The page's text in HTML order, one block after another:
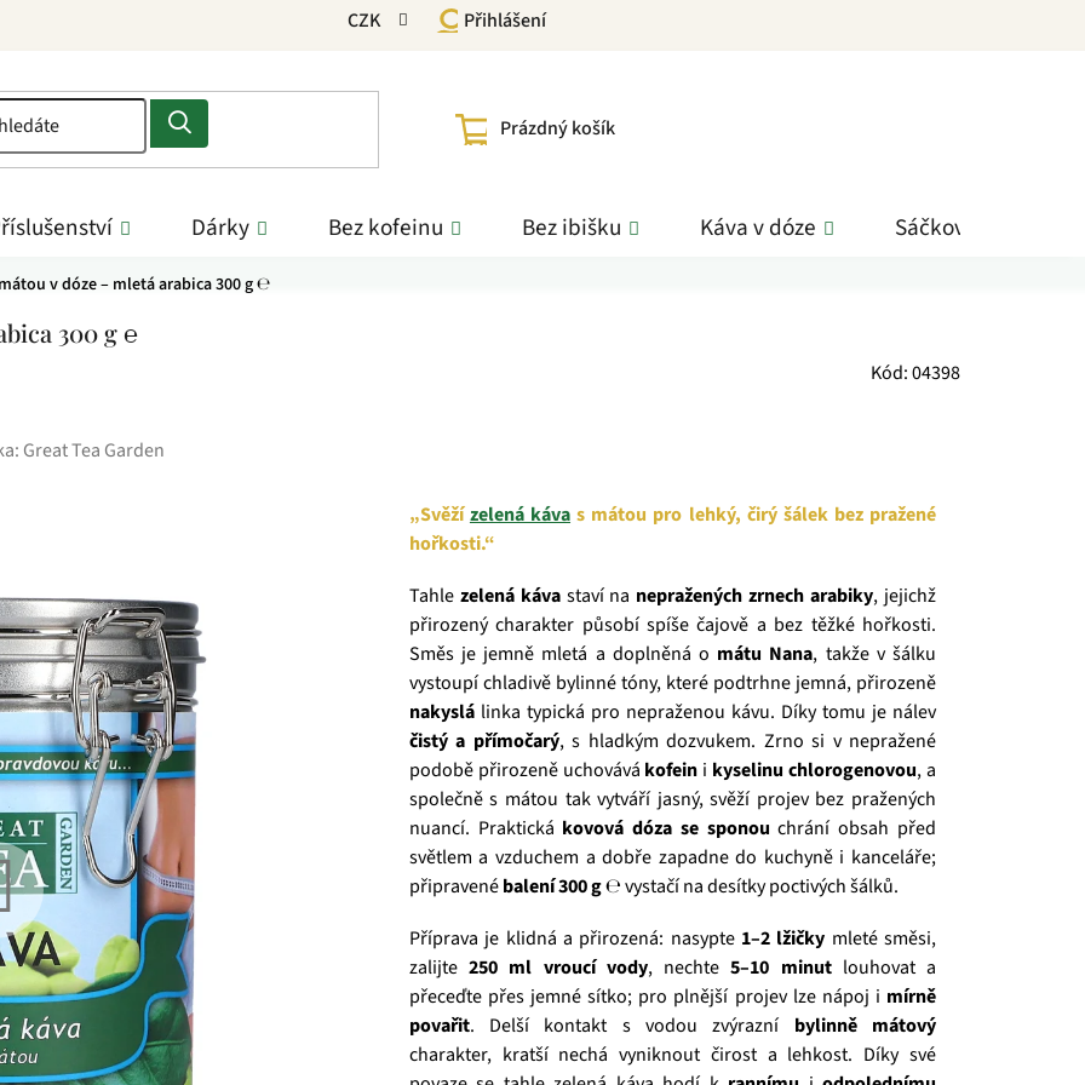
CZK Přihlášení
NÁKUPNÍ
Prázdný košík
Dárky Bez kofeinu Bez ibišku Káva v dóze Sáčkové čaje
v dóze – mletá arabica 300 g ℮
300 g ℮
Kód:04398
Great Tea Garden
„Svěžízelená káva s mátou pro lehký, čirý šálek bez pražené
hořkosti.“
Tahle zelená kávastaví na nepražených zrnech arabiky, jejichž
přirozený charakter působí spíše čajově a bez těžké hořkosti.
Směs je jemně mletá a doplněná o mátu Nana, takže v šálku
vystoupí chladivě bylinné tóny, které podtrhne jemná, přirozeně
nakyslálinka typická pro nepraženou kávu. Díky tomu je nálev
čistý a přímočarý, s hladkým dozvukem. Zrno si v nepražené
podobě přirozeně uchovává kofein i kyselinu chlorogenovou, a
společně s mátou tak vytváří jasný, svěží projev bez pražených
nuancí. Praktická kovová dóza se sponou chrání obsah před
světlem a vzduchem a dobře zapadne do kuchyně i kanceláře;
připravenébalení 300 g ℮vystačí na desítky poctivých šálků.
Příprava je klidná a přirozená: nasypte 1–2 lžičky mleté směsi,
zalijte250 ml vroucí vody, nechte5–10 minutlouhovat a
přeceďte přes jemné sítko; pro plnější projev lze nápoj i mírně
povařit. Delší kontakt s vodou zvýrazní bylinně mátový
charakter, kratší nechá vyniknout čirost a lehkost. Díky své